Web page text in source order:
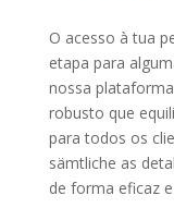
O acesso à tua
etapa para
nossa
robusto que
para todos os
sämtliche as
de forma eficaz